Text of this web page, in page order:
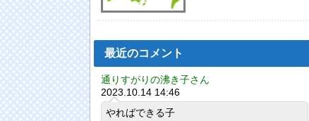
最近のコメント
通りすがりの沸き子さん
2023.10.14 14:46
やればできる子